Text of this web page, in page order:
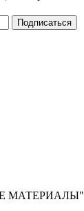
МАТЕРИАЛЫ"